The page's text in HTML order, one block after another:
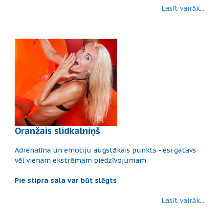
Lasīt vairāk...
Oranžais slidkalniņš
Adrenalīna un emociju augstākais punkts - esi gatavs
vēl vienam ekstrēmam piedzīvojumam
Pie stipra sala var būt slēgts
Lasīt vairāk...